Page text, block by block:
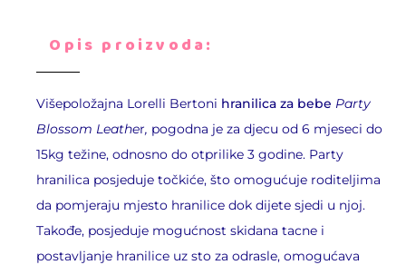
Opis proizvoda:
Višepoložajna Lorelli Bertoni hranilica za bebe Party
Blossom Leather, pogodna je za djecu od 6 mjeseci do
15kg težine, odnosno do otprilike 3 godine. Party
hranilica posjeduje točkiće, što omogućuje roditeljima
da pomjeraju mjesto hranilice dok dijete sjedi u njoj.
Takođe, posjeduje mogućnost skidana tacne i
postavljanje hranilice uz sto za odrasle, omogućava